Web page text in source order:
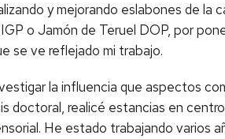
y mejorando eslabones de la
o Jamón de Teruel DOP, por
se ve reflejado mi trabajo.
la influencia que aspectos
doctoral, realicé estancias en
He estado trabajando varios